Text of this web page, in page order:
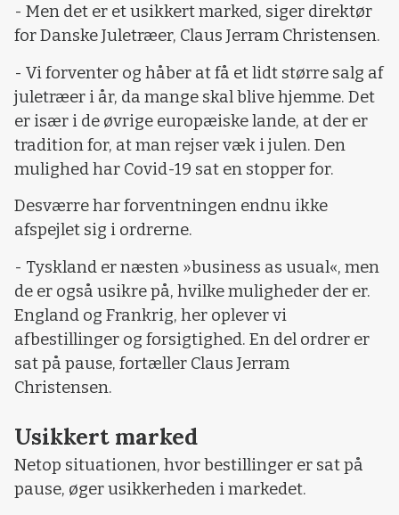
- Men det er et usikkert marked, siger direktør
for Danske Juletræer, Claus Jerram Christensen.
- Vi forventer og håber at få et lidt større salg af
juletræer i år, da mange skal blive hjemme. Det
er især i de øvrige europæiske lande, at der er
tradition for, at man rejser væk i julen. Den
mulighed har Covid-19 sat en stopper for.
Desværre har forventningen endnu ikke
afspejlet sig i ordrerne.
- Tyskland er næsten »business as usual«, men
de er også usikre på, hvilke muligheder der er.
England og Frankrig, her oplever vi
afbestillinger og forsigtighed. En del ordrer er
sat på pause, fortæller Claus Jerram
Christensen.
Usikkert marked
Netop situationen, hvor bestillinger er sat på
pause, øger usikkerheden i markedet.